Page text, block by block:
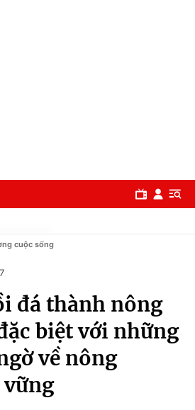
cuộc sống
đá thành nông
biệt với những
về nông
vững